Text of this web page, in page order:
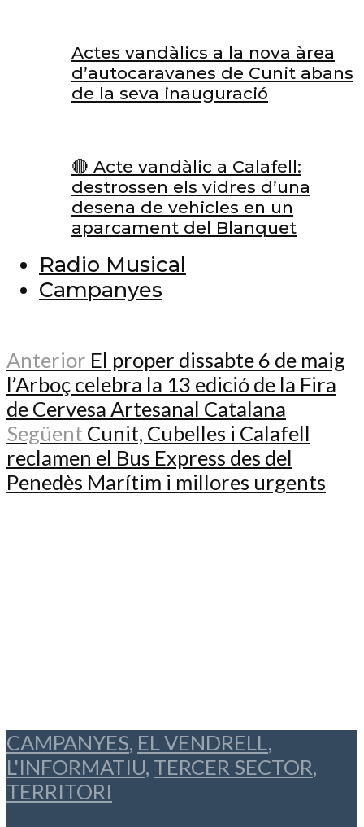
Actes vandàlics a la nova àrea
d’autocaravanes de Cunit abans
de la seva inauguració
🔴 Acte vandàlic a Calafell:
destrossen els vidres d’una
desena de vehicles en un
aparcament del Blanquet
Radio Musical
Campanyes
Anterior El proper dissabte 6 de maig
l’Arboç celebra la 13 edició de la Fira
de Cervesa Artesanal Catalana
Següent Cunit, Cubelles i Calafell
reclamen el Bus Express des del
Penedès Marítim i millores urgents
CAMPANYES, EL VENDRELL ,
L'INFORMATIU, TERCER SECTOR,
TERRITORI